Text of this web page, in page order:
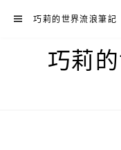
巧莉的世界流浪筆記
巧莉